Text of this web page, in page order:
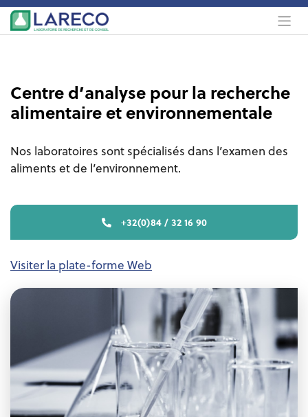
Centre d’analyse pour la recherche
alimentaire et environnementale
Nos laboratoires sont spécialisés dans l’examen des
aliments et de l’environnement.
+32(0)84 / 32 16 90
Visiter la plate-forme Web